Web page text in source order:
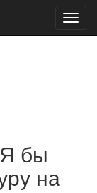
бы
на